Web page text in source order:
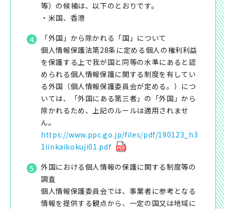
等）の候補は、以下のとおりです。
・米国、香港
「外国」から除かれる「国」について
個人情報保護法第28条に定める個人の権利利益
を保護する上で我が国と同等の水準にあると認
められる個人情報保護に関する制度を有してい
る外国（個人情報保護委員会が定める。）につ
いては、「外国にある第三者」の「外国」から
除かれるため、上記のルールは適用されませ
ん。
https://www.ppc.go.jp/files/pdf/190123_h3
1iinkaikokuji01.pdf
外国における個人情報の保護に関する制度等の
調査
個人情報保護委員会では、事業者に参考となる
情報を提供する観点から、一定の国又は地域に